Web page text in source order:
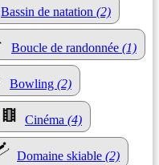
Bassin de natation (2)
Boucle de randonnée (1)
Bowling (2)
Cinéma (4)
Domaine skiable (2)